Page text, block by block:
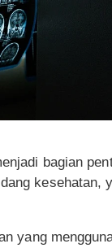
bagian
kesehatan,
yang